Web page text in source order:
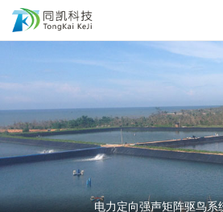
驱鸟器产品中
工厂参观
同凯优势
ISO资质
电力定向强声矩阵驱鸟系